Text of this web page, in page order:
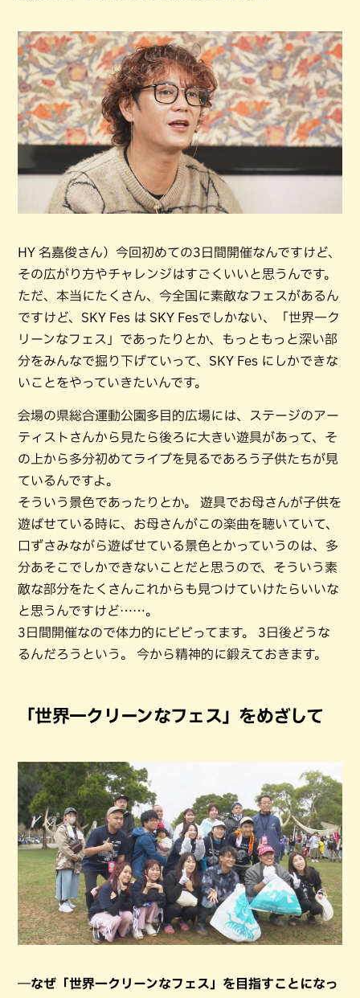
HY 名嘉俊さん）今回初めての3日間開催なんですけど、
その広がり方やチャレンジはすごくいいと思うんです。
ただ、本当にたくさん、今全国に素敵なフェスがあるん
ですけど、SKY Fes は SKY Fesでしかない、「世界一ク
リーンなフェス」であったりとか、もっともっと深い部
分をみんなで掘り下げていって、SKY Fes にしかできな
いことをやっていきたいんです。
会場の県総合運動公園多目的広場には、ステージのアー
ティストさんから見たら後ろに大きい遊具があって、そ
の上から多分初めてライブを見るであろう子供たちが見
ているんですよ。
そういう景色であったりとか。 遊具でお母さんが子供を
遊ばせている時に、お母さんがこの楽曲を聴いていて、
口ずさみながら遊ばせている景色とかっていうのは、多
分あそこでしかできないことだと思うので、そういう素
敵な部分をたくさんこれからも見つけていけたらいいな
と思うんですけど……。
3日間開催なので体力的にビビってます。 3日後どうな
るんだろうという。 今から精神的に鍛えておきます。
「世界一クリーンなフェス」をめざして
―なぜ「世界一クリーンなフェス」を目指すことになっ